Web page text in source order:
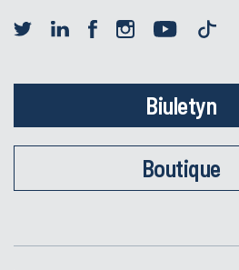
Biuletyn
Boutique